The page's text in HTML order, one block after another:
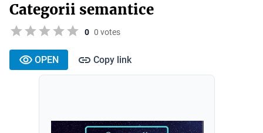
Categorii semantice
0 0 votes
OPEN Copy link